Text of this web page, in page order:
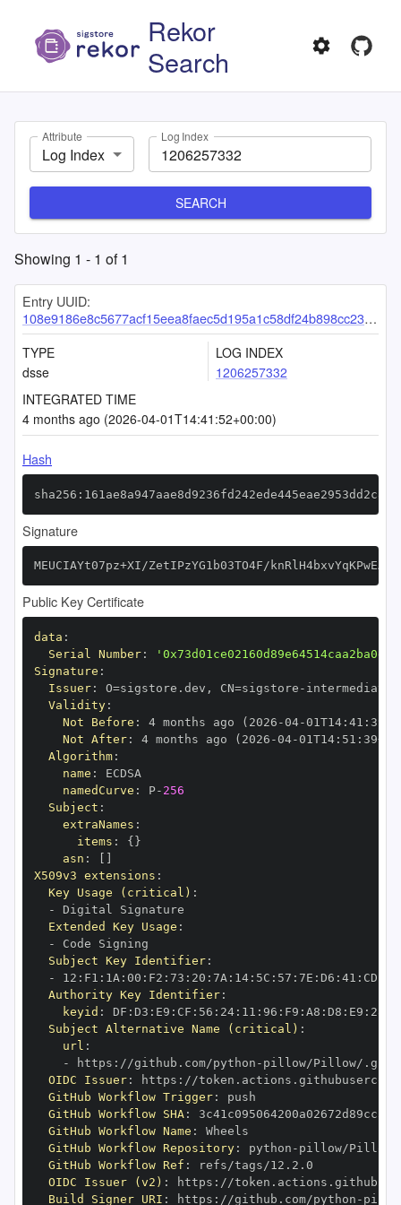
Rekor
Search
Attribute
Log Index
Log Index
SEARCH
Showing 1 - 1 of1
Entry UUID:
108e9186e8c5677acf15eea8faec5d195a1c58df24b898cc235a94c8faf5b723bffae9087735aae5
TYPE
dsse
LOG INDEX
1206257332
INTEGRATED TIME
4 months ago (2026-04-01T14:41:52+00:00)
Hash
Signature
MEUCIAYt07pz+XI/ZetIPzYG1b03TO4F/
Public Key Certificate
data :
Serial Number:
Signature :
Issuer: O=sigstore.dev , CN=sigstore -
Validity:
Not Before : 4 months ago (2026 -04-01T14: 41 :
Not After: 4 months ago (2026 -04-01T14: 51 : 39+00
Algorithm:
name :
namedCurve : P- 256
Subject :
extraNames :
items : { }
asn :
X509v3 extensions :
Key Usage (critical) :
-
Extended Key Usage :
-
Subject Key Identifier:
-
12 : F1 : 1A : 00 : F2 : 73 : 20 : 7A : 14: 5C : 57 : 7E : D6 : 41 : CD
Authority Key Identifier:
keyid : DF : D3 : E9 : CF : 56 : 24: 11 : 96 : F9 : A8 : D8 : E9 : 28
Subject Alternative Name (critical) :
url :
-
https : //github.com/python -
OIDC Issuer: https :
GitHub Workflow Trigger:
GitHub Workflow SHA:
GitHub Workflow Name :
GitHub Workflow Repository: python -
GitHub Workflow Ref :
OIDC Issuer (v2) : https :
Build Signer URI : https : //github.com/python -